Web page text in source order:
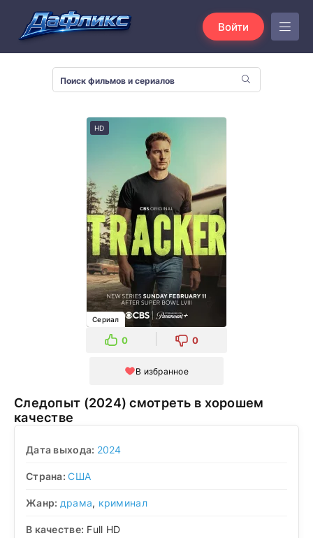
Войти
HD
Сериал
0 0
В избранное
Следопыт (2024) смотреть в хорошем
качестве
Дата выхода: 2024
Страна:США
Жанр: драма, криминал
В качестве: Full HD